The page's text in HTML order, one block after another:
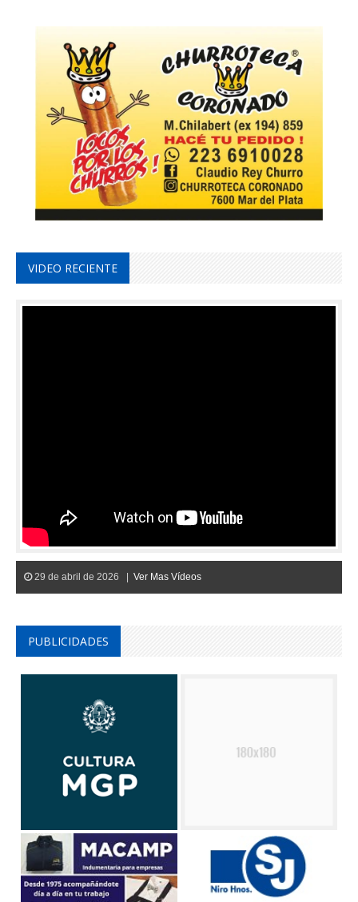
VIDEO RECIENTE
29 de abril de 2026 | Ver Mas Vídeos
PUBLICIDADES